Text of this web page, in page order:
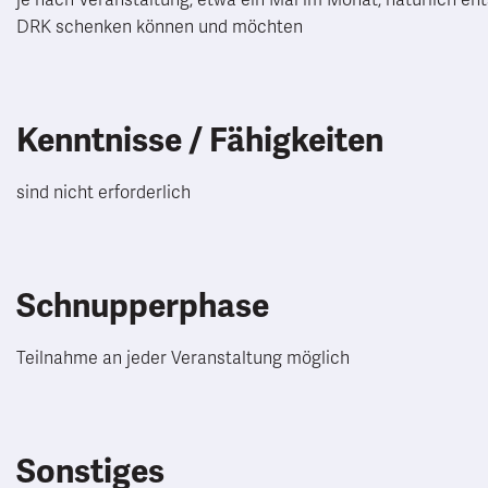
DRK schenken können und möchten
Kenntnisse / Fähigkeiten
sind nicht erforderlich
Schnupperphase
Teilnahme an jeder Veranstaltung möglich
Sonstiges